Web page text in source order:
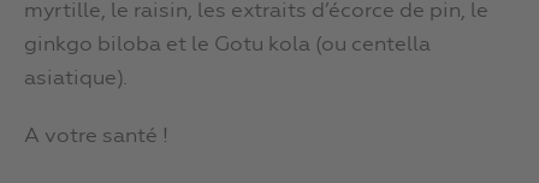
myrtille, le raisin, les extraits d’écorce de pin, le
ginkgo biloba et le Gotu kola (ou centella
asiatique).
A votre santé !